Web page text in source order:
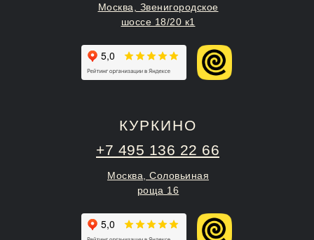
КУРКИНО
Москва, Соловьиная
роща 16
+7 495 136 22 66
Москва, Звенигородское
шоссе 18/20 к1